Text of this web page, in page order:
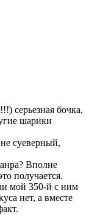
серьезная бочка,
шарики
суеверный,
Вполне
получается.
мой 350-й с ним
нет, а вместе